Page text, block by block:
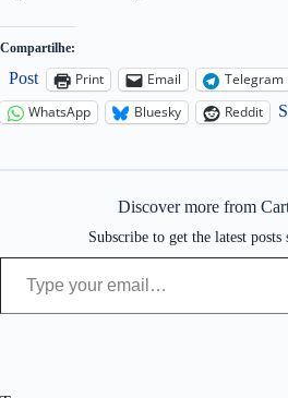
Compartilhe:
Post Print Email Telegram
WhatsApp
Bluesky Reddit
Discover more from
Subscribe to get the latest posts
Type your email…